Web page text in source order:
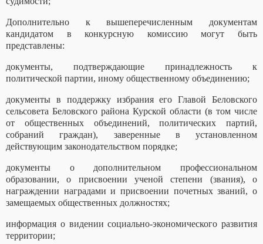
Дополнительно к вышеперечисленным документам
кандидатом в конкурсную комиссию могут быть
представлены:
документы, подтверждающие принадлежность к
политической партии, иному общественному объединению;
документы в поддержку избрания его Главой Беловского
сельсовета Беловского района Курской области (в том числе
от общественных объединений, политических партий,
собраний граждан), заверенные в установленном
действующим законодательством порядке;
документы о дополнительном профессиональном
образовании, о присвоении ученой степени (звания), о
награждении наградами и присвоении почетных званий, о
замещаемых общественных должностях;
информация о видении социально-экономического развития
территории;